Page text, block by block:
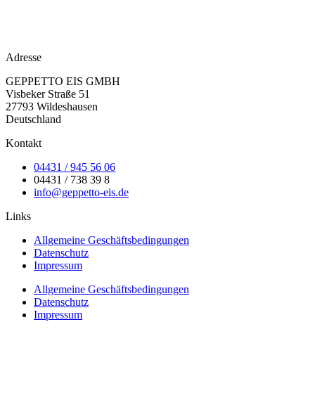
Adresse
GEPPETTO EIS GMBH
Visbeker Straße 51
27793 Wildeshausen
Deutschland
Kontakt
04431 / 945 56 06
04431 / 738 39 8
info@geppetto-eis.de
Links
Allgemeine Geschäftsbedingungen
Datenschutz
Impressum
Allgemeine Geschäftsbedingungen
Datenschutz
Impressum